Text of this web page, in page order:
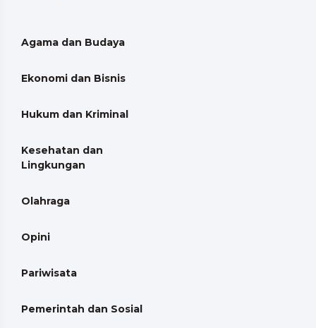
Agama dan Budaya
Ekonomi dan Bisnis
Hukum dan Kriminal
Kesehatan dan
Lingkungan
Olahraga
Opini
Pariwisata
Pemerintah dan Sosial